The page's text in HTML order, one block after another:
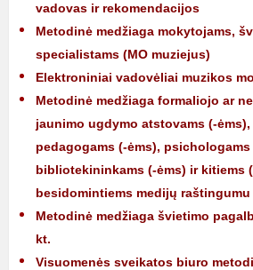
vadovas ir rekomendacijos
Metodinė medžiaga mokytojams,
specialistams (MO muziejus)
Elektroniniai vadovėliai muzikos
Metodinė medžiaga formaliojo ar
jaunimo ugdymo atstovams (-
pedagogams (-ėms), psichologams
bibliotekininkams (-ėms) ir kitiems
besidomintiems medijų raštingumu
Metodinė medžiaga švietimo
kt.
Visuomenės sveikatos biuro